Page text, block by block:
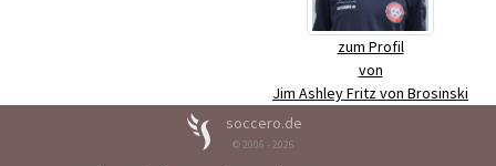
zum Profil
von
Jim Ashley Fritz von Brosinski
soccero.de
© 2006 - 2026